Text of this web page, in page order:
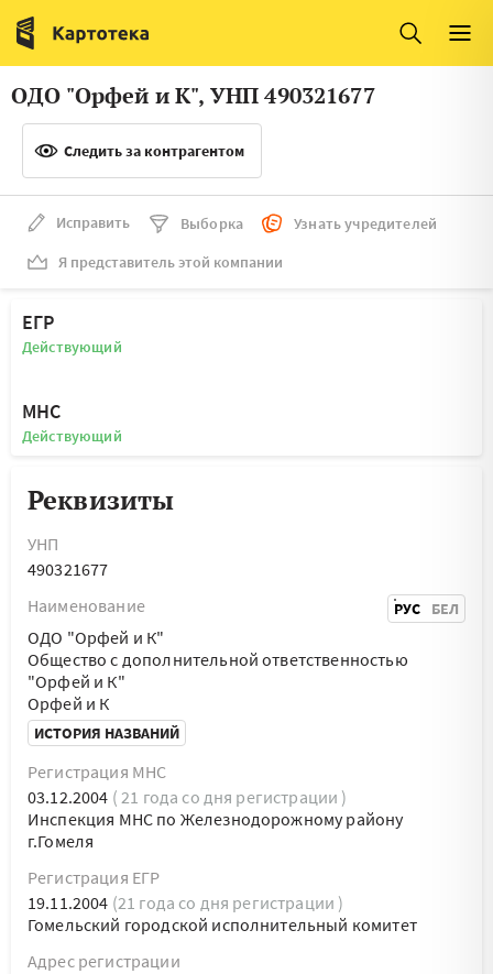
Италия
Люксембург
Литва
Нидерланды
ОДО "Орфей и К", УНП 490321677
Следить за контрагентом
Исправить Выборка
Узнать учредителей
Я представитель этой компании
ЕГР
Действующий
МНС
Действующий
Реквизиты
УНП
490321677
Наименование
РУС БЕЛ
ОДО "Орфей и К"
Общество с дополнительной ответственностью
"Орфей и К"
Орфей и К
ИСТОРИЯ НАЗВАНИЙ
Регистрация МНС
03.12.2004 ( 21 года со дня регистрации )
Инспекция МНС по Железнодорожному району
г.Гомеля
Регистрация ЕГР
19.11.2004 (21 года со дня регистрации )
Гомельский городской исполнительный комитет
Адрес регистрации